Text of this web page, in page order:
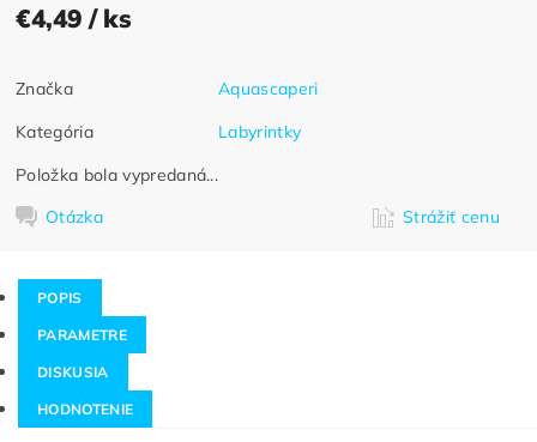
€4,49/ ks
Značka
Aquascaperi
Kategória
Labyrintky
Položka bola vypredaná...
Otázka
Strážiť cenu
POPIS
PARAMETRE
DISKUSIA
HODNOTENIE